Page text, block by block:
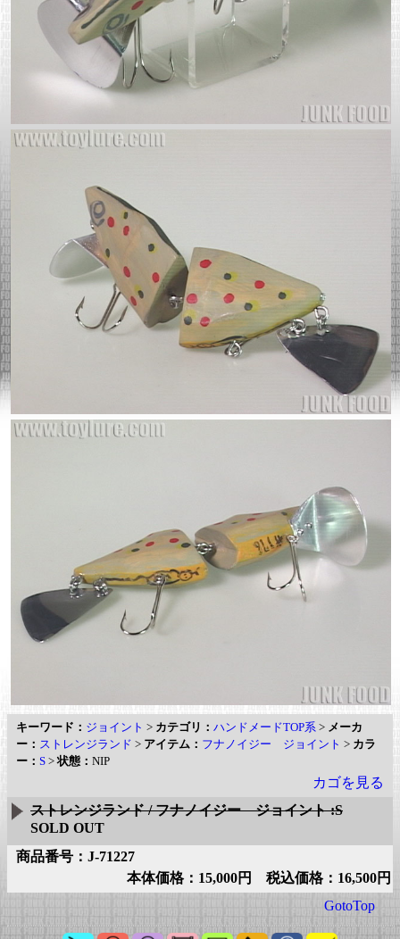
キーワード： ジョイント > カテゴリ： ハンドメードTOP系 > メーカ
ー： ストレンジランド > アイテム： フナノイジー ジョイント > カラ
ー： S >状態： NIP
カゴを見る
ストレンジランド / フナノイジー ジョイント :S
SOLD OUT
商品番号：J-71227
本体価格：15,000円 税込価格：16,500円
GotoTop